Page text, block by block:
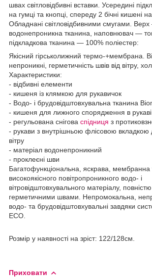
швах світловідбивні вставки. Усередині
на гумці та кнопці, спереду 2 бічні кишені
Обладнані світловідбивними смугами.
водонепроникна тканина, наповнювач —
підкладкова тканина — 100% поліестер:
Якісний гірськолижний термо-+мембрана.
непроникні, герметичність швів від вітру,
Характеристики:
- відбивні елементи
- кишеня із клямкою для рукавичок
- Водо- і брудовідштовхувальна тканина
- кишеня для лижного спорядження в рукаві
- регульована снігова спідниця з
- рукави з внутрішньою флісовою вкладкою
вітру
- матеріал водонепроникний
- проклеєні шви
Багатофункціональна, яскрава,
високоякісного повітропроникного водо- і
вітровідштовхувального матеріалу,
герметичними швами. Непромокальна,
водо- та брудовідштовхувальні завдяки
ECO.
Розмір у наявності на зріст: 122/128см.
Приховати